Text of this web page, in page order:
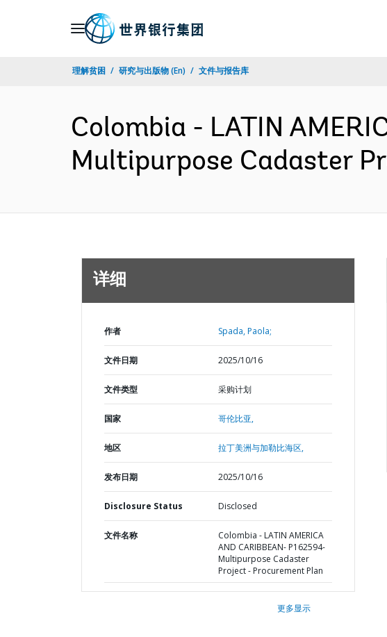
理解贫困 研究与出版物 (En) 文件与报告库
Colombia - LATIN
Multipurpose Cadaster
详细
作者 Spada, Paola;
文件日期 2025/10/16
文件类型 采购计划
国家 哥伦比亚,
地区 拉丁美洲与加勒比海区,
发布日期 2025/10/16
Disclosure Status Disclosed
文件名称
Colombia - LATIN AMERICA
AND CARIBBEAN- P162594-
Multipurpose Cadaster
Project - Procurement Plan
更多显示